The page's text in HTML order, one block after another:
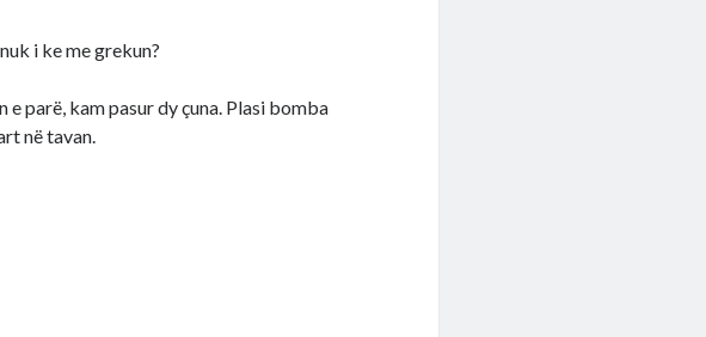
i ke me grekun?
parë, kam pasur dy çuna. Plasi bomba
në tavan.